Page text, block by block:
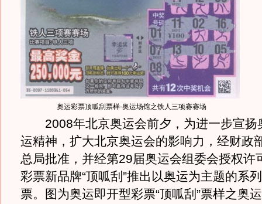
奥运彩票顶呱刮票样-奥运场馆之铁人三项赛赛场
2008年北京奥运会前夕，为进一步宣扬
运精神，扩大北京奥运会的影响力，经财政
总局批准，并经第29届奥运会组委会授权许
彩票新品牌“顶呱刮”推出以奥运为主题的系
票。图为奥运即开型彩票“顶呱刮”票样之奥